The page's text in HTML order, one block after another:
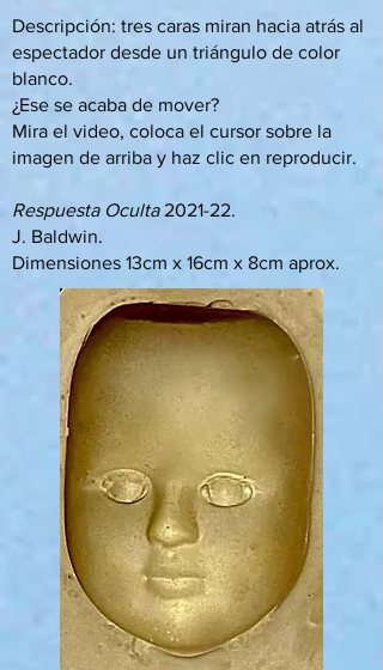
Descripción: tres caras miran hacia atrás al
espectador desde un triángulo de color
blanco.
¿Ese se acaba de mover?
Mira el video, coloca el cursor sobre la
imagen de arriba y haz clic en reproducir.
Respuesta Oculta2021-22.
J. Baldwin.
Dimensiones 13cm x 16cm x 8cm aprox.